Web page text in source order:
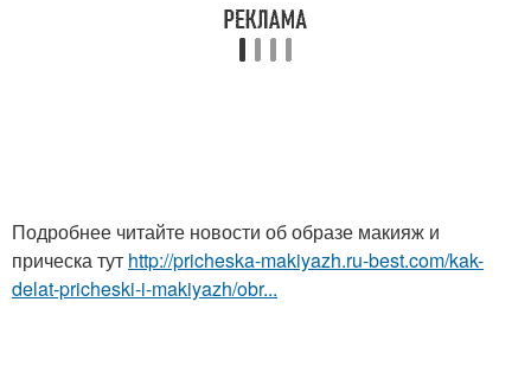
Подробнее читайте новости об образе макияж и
прическа тут http://pricheska-makiyazh.ru-best.com/kak-
delat-pricheski-i-makiyazh/obr...